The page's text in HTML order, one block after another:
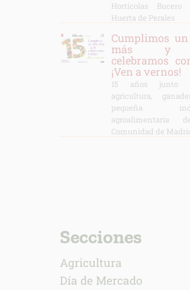
Hortícolas
Huerta de Perales
Cumplimos
más y
celebramos
¡Ven a vernos!
15 años
agricultura,
pequeña
agroalimentaria
Comunidad de
Secciones
Agricultura
Día de Mercado